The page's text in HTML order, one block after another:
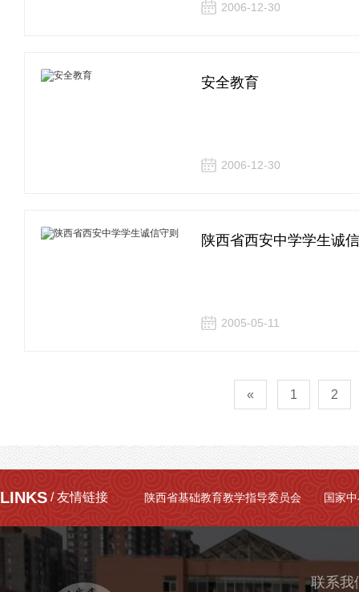
2006-12-30
安全教育
2006-12-30
陕西省西安中学学生诚
2005-05-11
« 1 2
LINKS / 友情链接 陕西省基础教育教学指导委员会 国家
联系我